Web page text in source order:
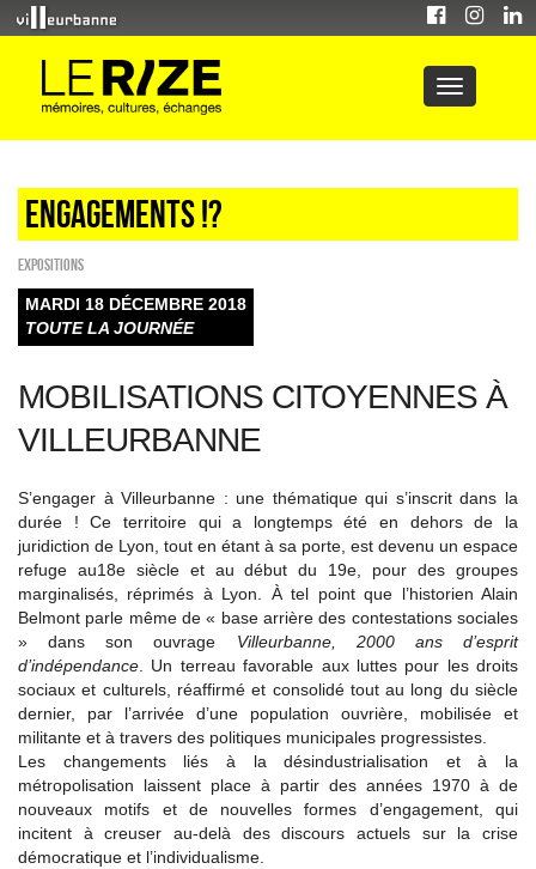
Engagements !?
EXPOSITIONS
MARDI 18 DÉCEMBRE 2018
TOUTE LA JOURNÉE
MOBILISATIONS CITOYENNES À
VILLEURBANNE
S’engager à Villeurbanne : une thématique qui s’inscrit dans la
durée ! Ce territoire qui a longtemps été en dehors de la
juridiction de Lyon, tout en étant à sa porte, est devenu un espace
refuge au18e siècle et au début du 19e, pour des groupes
marginalisés, réprimés à Lyon. À tel point que l’historien Alain
Belmont parle même de « base arrière des contestations sociales
» dans son ouvrage Villeurbanne, 2000 ans d’esprit
d’indépendance . Un terreau favorable aux luttes pour les droits
sociaux et culturels, réaffirmé et consolidé tout au long du siècle
dernier, par l’arrivée d’une population ouvrière, mobilisée et
militante et à travers des politiques municipales progressistes.
Les changements liés à la désindustrialisation et à la
métropolisation laissent place à partir des années 1970 à de
nouveaux motifs et de nouvelles formes d’engagement, qui
incitent à creuser au-delà des discours actuels sur la crise
démocratique et l’individualisme.